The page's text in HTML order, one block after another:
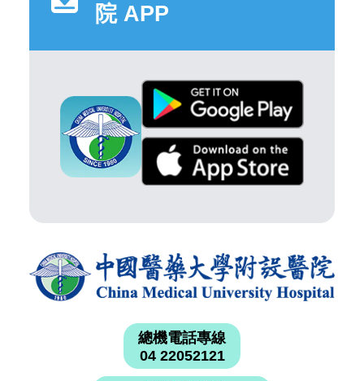
院 APP
總機電話專線
04 22052121